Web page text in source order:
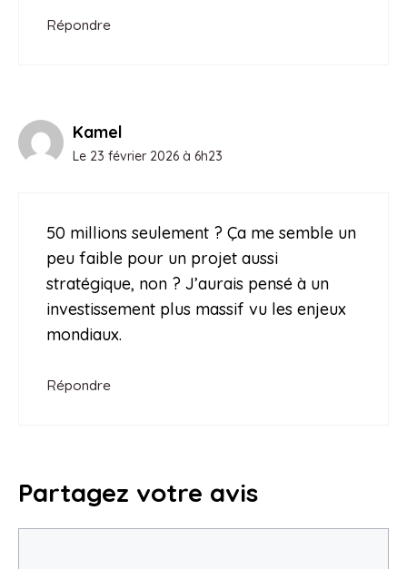
Répondre
Kamel
Le 23 février 2026 à 6h23
50 millions seulement ? Ça me semble un
peu faible pour un projet aussi
stratégique, non ? J’aurais pensé à un
investissement plus massif vu les enjeux
mondiaux.
Répondre
Partagez votre avis